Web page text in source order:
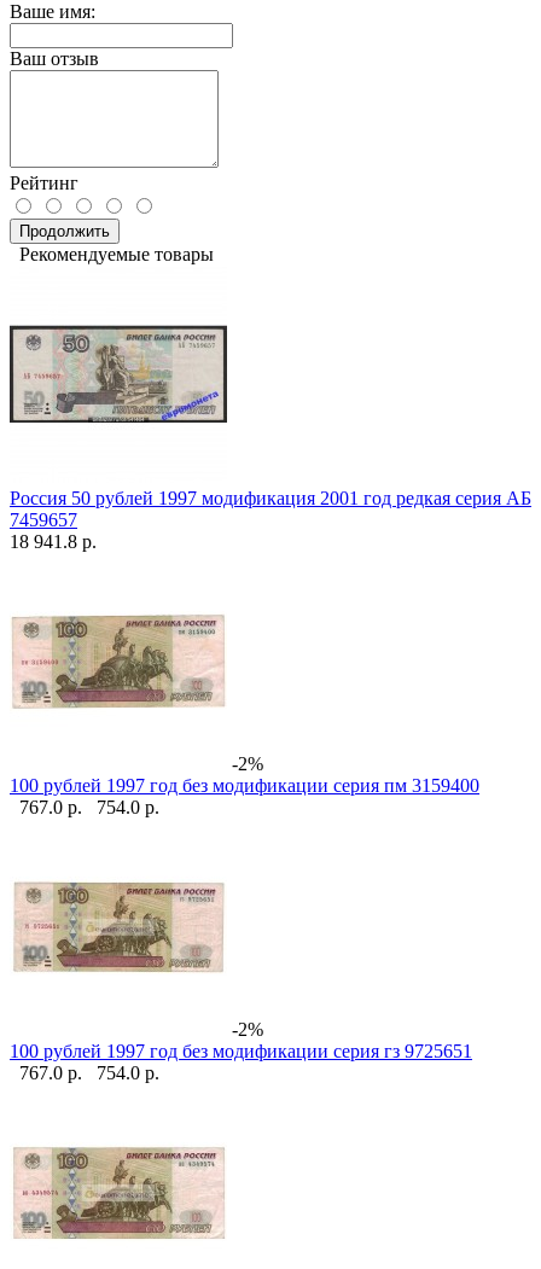
Ваше имя:
Ваш отзыв
Рейтинг
Продолжить
Рекомендуемые товары
Россия 50 рублей 1997 модификация 2001 год редкая серия АБ
7459657
18 941.8 р.
-2%
100 рублей 1997 год без модификации серия пм 3159400
767.0 р.
754.0 р.
-2%
100 рублей 1997 год без модификации серия гз 9725651
767.0 р.
754.0 р.